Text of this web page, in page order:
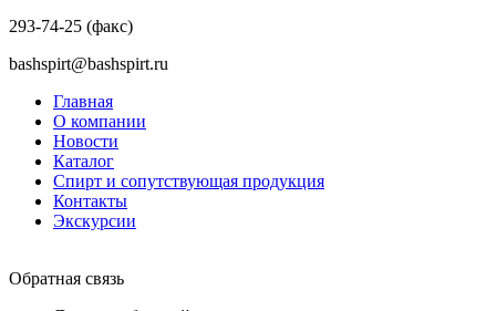
293-74-25 (факс)
bashspirt@bashspirt.ru
Главная
О компании
Новости
Каталог
Спирт и сопутствующая продукция
Контакты
Экскурсии
Обратная связь